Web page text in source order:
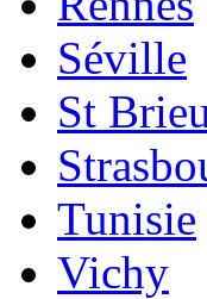
Séville
St
Tunisie
Vichy